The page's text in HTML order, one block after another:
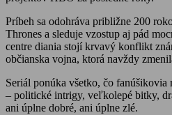
Príbeh sa odohráva približne 200
Thrones a sleduje vzostup aj pád
centre diania stojí krvavý konflikt
občianska vojna, ktorá navždy
Seriál ponúka všetko, čo
– politické intrigy, veľkolepé bitky,
ani úplne dobré, ani úplne zlé.